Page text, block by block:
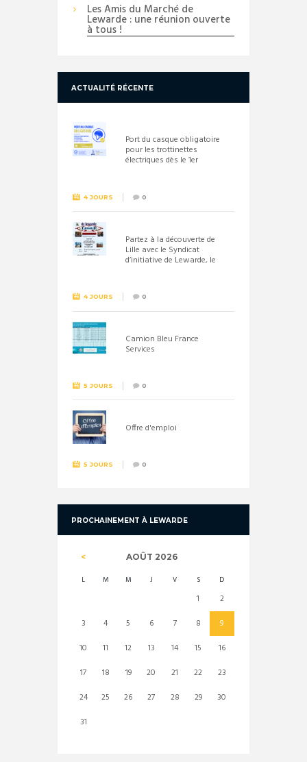
Les Amis du Marché de
Lewarde : une réunion ouverte
à tous !
ACTUALITÉ RÉCENTE
Port du casque obligatoire
pour les trottinettes
électriques dès le 1er
4 JOURS 0
Partez à la découverte de
Lille avec le Syndicat
d’initiative de Lewarde, le
4 JOURS 0
Camion Bleu France
Services
5 JOURS 0
Offre d'emploi
5 JOURS 0
PROCHAINEMENT À LEWARDE
AOÛT 2026
L M M J V S D
1
2
3
4 5 6 7 8
9
10
11 12 13 14 15
16
17
18 19 20 21 22
23
24
25 26 27 28 29
30
31